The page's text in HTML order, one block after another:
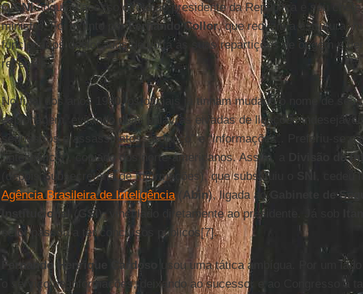
OSNIadquiriu acesso direto ao presidente da República e seu
ministro. Foi extinto porFernando Collor, que reduziu a estrutura,
funcionários deslocados de volta às suas repartições de origem e
recentes.
No final dos anos 1980, os oficiais já tinham mudado o nome de
espionagem, evitando duas palavras eivadas de ligações
sequestros e assassinatos: “serviço” e “informações”. Preferiu-se o
“inteligência”, copiado dos norte-americanos. Assim, a
Divisão de
(depois Subsecretaria de Informações), que substituiu o
SNI
, cedeu
Agência Brasileira de Inteligência (Abin), ligada aoGabinete de
Institucional
( GSI ), vinculado diretamente ao presidente. Já sob
setor passou a ter concursos públicos[7].
Fernando Henrique Cardoso
usou uma tática ambígua. Por um
o serviço de informações, deixando ao sucessor e ao Congresso a